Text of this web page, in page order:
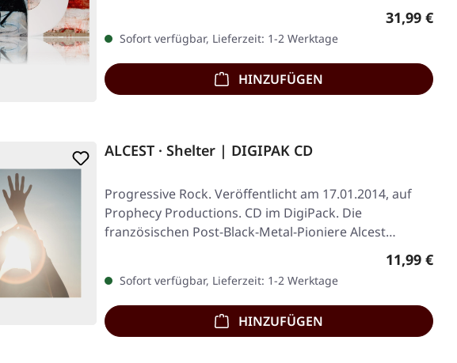
Regulärer
31,99 €
Sofort verfügbar, Lieferzeit: 1-2 Werktage
HINZUFÜGEN
ALCEST · Shelter | DIGIPAK CD
Progressive Rock. Veröffentlicht am 17.01.2014, auf
Prophecy Productions. CD im DigiPack. Die
französischen Post-Black-Metal-Pioniere Alcest…
Regulärer
11,99 €
Sofort verfügbar, Lieferzeit: 1-2 Werktage
HINZUFÜGEN